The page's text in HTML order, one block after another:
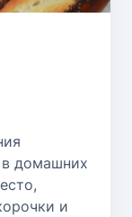
домашних
и